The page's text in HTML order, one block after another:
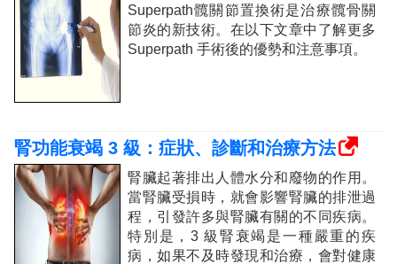
Superpath髖關節置換術是治療髖骨關
節炎的新技術。在以下文章中了解更多
Superpath 手術後的優勢和注意事項。
腎功能衰竭 3 級：症狀、診斷和治療方法
腎臟起著排出人體水分和廢物的作用。
當腎臟受損時，就會影響腎臟的排泄過
程，引發許多與腎臟有關的不同疾病。
特別是，3 級腎衰竭是一種嚴重的疾
病，如果不及時發現和治療，會對健康